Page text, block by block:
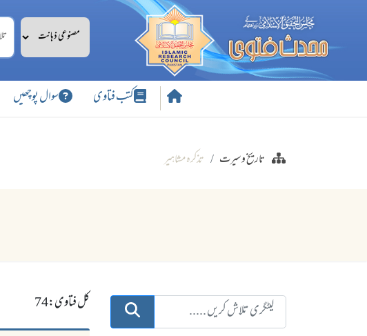
کتب فتاوی سوال پوچھیں
تاریخ وسیرت تذکرہ مشاہیر
کل فتاوی:74